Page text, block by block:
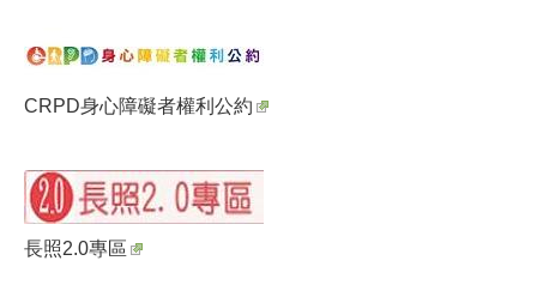
CRPD身心障礙者權利公約
長照2.0專區